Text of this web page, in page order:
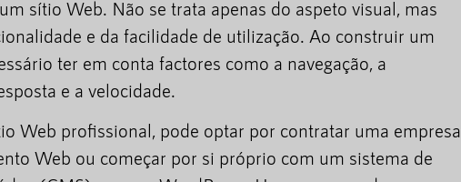
sítio Web. Não se trata apenas do aspeto visual, mas
e da facilidade de utilização. Ao construir um
ter em conta factores como a navegação, a
e a velocidade.
Web profissional, pode optar por contratar uma empresa
Web ou começar por si próprio com um sistema de